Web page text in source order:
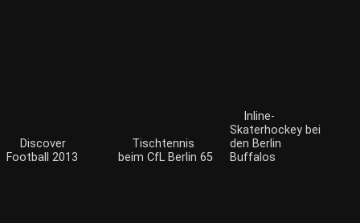
Discover
Football 2013
Tischtennis
beim CfL Berlin 65
Inline-
Skaterhockey bei
den Berlin
Buffalos